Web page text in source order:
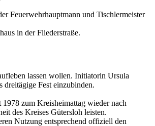
Feuerwehrhauptmann und Tischlermeister
in der Fliederstraße.
lassen wollen. Initiatorin Ursula
dreitägige Fest einzubinden.
zum Kreisheimattag wieder nach
des Kreises Gütersloh leisten.
Nutzung entsprechend offiziell den